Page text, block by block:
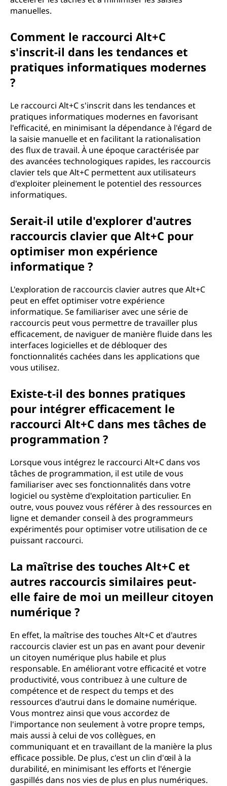
manuelles.
Comment le raccourci Alt+C
s'inscrit-il dans les tendances et
pratiques informatiques modernes
?
Le raccourci Alt+C s'inscrit dans les tendances et
pratiques informatiques modernes en favorisant
l'efficacité, en minimisant la dépendance à l'égard de
la saisie manuelle et en facilitant la rationalisation
des flux de travail. À une époque caractérisée par
des avancées technologiques rapides, les raccourcis
clavier tels que Alt+C permettent aux utilisateurs
d'exploiter pleinement le potentiel des ressources
informatiques.
Serait-il utile d'explorer d'autres
raccourcis clavier que Alt+C pour
optimiser mon expérience
informatique ?
L'exploration de raccourcis clavier autres que Alt+C
peut en effet optimiser votre expérience
informatique. Se familiariser avec une série de
raccourcis peut vous permettre de travailler plus
efficacement, de naviguer de manière fluide dans les
interfaces logicielles et de débloquer des
fonctionnalités cachées dans les applications que
vous utilisez.
Existe-t-il des bonnes pratiques
pour intégrer efficacement le
raccourci Alt+C dans mes tâches de
programmation ?
Lorsque vous intégrez le raccourci Alt+C dans vos
tâches de programmation, il est utile de vous
familiariser avec ses fonctionnalités dans votre
logiciel ou système d'exploitation particulier. En
outre, vous pouvez vous référer à des ressources en
ligne et demander conseil à des programmeurs
expérimentés pour optimiser votre utilisation de ce
puissant raccourci.
La maîtrise des touches Alt+C et
autres raccourcis similaires peut-
elle faire de moi un meilleur citoyen
numérique ?
En effet, la maîtrise des touches Alt+C et d'autres
raccourcis clavier est un pas en avant pour devenir
un citoyen numérique plus habile et plus
responsable. En améliorant votre efficacité et votre
productivité, vous contribuez à une culture de
compétence et de respect du temps et des
ressources d'autrui dans le domaine numérique.
Vous montrez ainsi que vous accordez de
l'importance non seulement à votre propre temps,
mais aussi à celui de vos collègues, en
communiquant et en travaillant de la manière la plus
efficace possible. De plus, c'est un clin d'œil à la
durabilité, en minimisant les efforts et l'énergie
gaspillés dans nos vies de plus en plus numériques.